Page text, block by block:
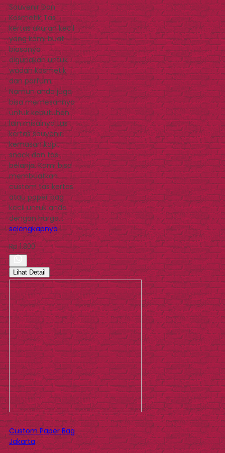
Souvenir Dan
Kosmetik Tas
kertas ukuran kecil
yang kami buat
biasanya
digunakan untuk
wadah kosmetik
dan parfum.
Namun anda juga
bisa memesannya
untuk kebutuhan
lain misalnya tas
kertas souvenir,
kemasan kopi,
snack dan tas
belanja. Kami bisa
membuatkan
custom tas kertas
atau paper bag
kecil untuk anda
dengan harga…
selengkapnya
Rp 1.800
Lihat Detail
Custom Paper Bag
Jakarta